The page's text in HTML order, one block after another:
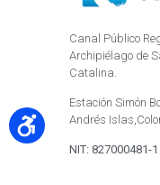
Canal Público
Archipiélago de
Catalina.
Estación Simón
Andrés
NIT: 827000481-1